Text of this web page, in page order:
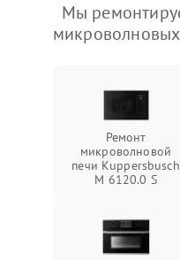
Мы
Ремонт
микроволновой
печи Kuppersbusch
M 6120.0 S